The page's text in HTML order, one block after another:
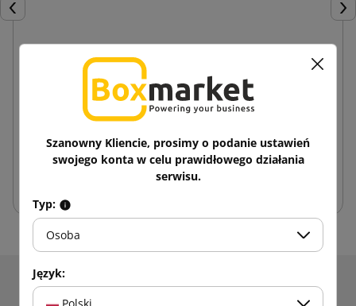
Poprzedni
Zestaw Dyspenser ręczny FillPak M papierowego
wypełniacza + Papierowy wypełniacz Kraft 50g
350x380
982,77 zł
Brak w magazynie
Otrzymuj informacje o nowościach i promocjach.
Szanowny Kliencie, prosimy o podanie ustawień
swojego konta w celu prawidłowego działania
serwisu.
Typ:
Osoba
Język: